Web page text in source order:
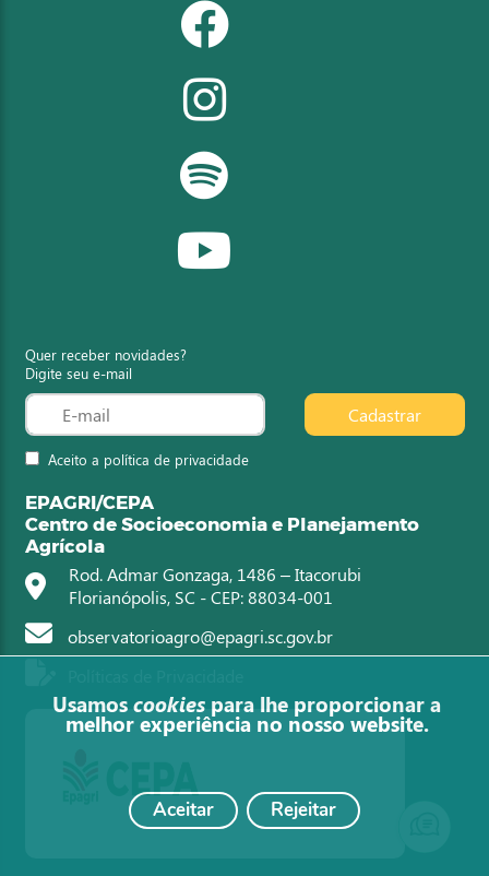
Quer receber novidades?
Digite seu e-mail
Aceito a política de privacidade
Cadastrar
EPAGRI/CEPA
Centro de Socioeconomia e Planejamento
Agrícola
Rod. Admar Gonzaga, 1486 – Itacorubi
Florianópolis, SC - CEP: 88034-001
observatorioagro@epagri.sc.gov.br
Usamos cookies para lhe proporcionar a
melhor experiência no nosso website.
Aceitar Rejeitar